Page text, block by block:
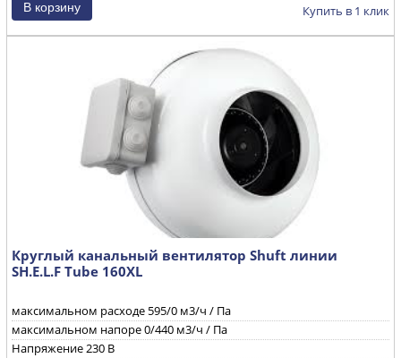
Частота вращения
Купить в 1 клик
Круглый канальный вентилятор Shuft линии
SH.E.L.F Tube 160XL
максимальном расходе 595/0 м3/ч / Па
максимальном напоре0/440 м3/ч / Па
Напряжение230 B